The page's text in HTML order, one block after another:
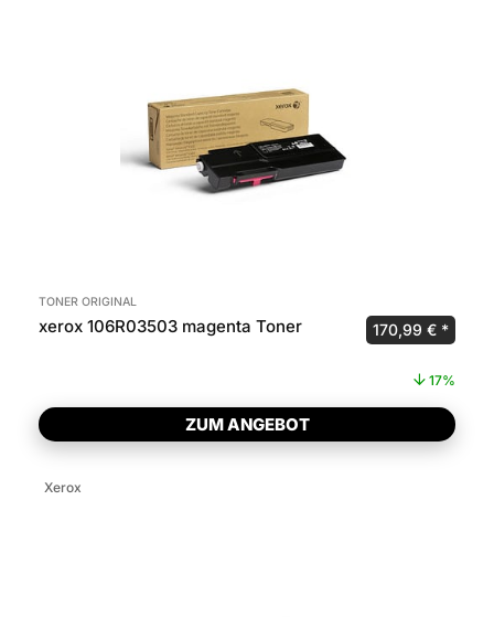
TONER ORIGINAL
xerox 106R03503 magenta Toner Ursprünglicher
170,99 €
17%
ZUM ANGEBOT
Xerox